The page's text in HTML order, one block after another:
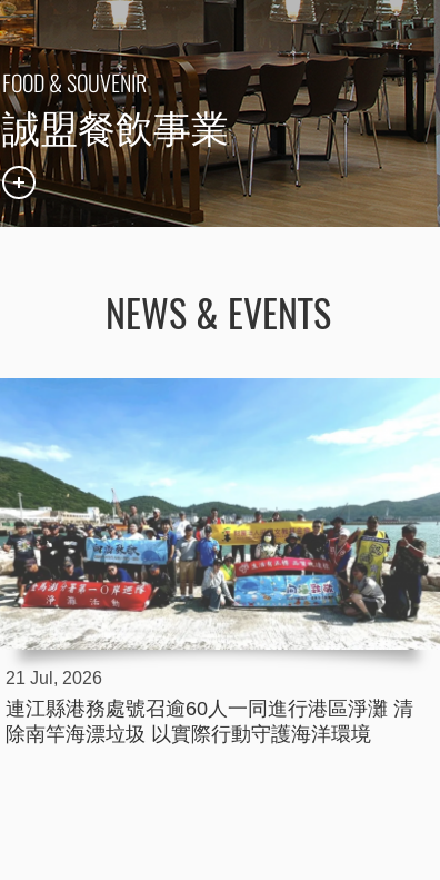
FOOD & SOUVENIR
誠盟餐飲事業
NEWS & EVENTS
21 Jul, 2026
連江縣港務處號召逾60人一同進行港區淨灘 清
除南竿海漂垃圾 以實際行動守護海洋環境